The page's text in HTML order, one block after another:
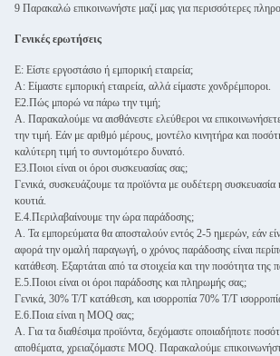
9 Παρακαλώ επικοινωνήστε μαζί μας για περισσότερες
Γενικές ερωτήσεις
Ε: Είστε εργοστάσιο ή εμπορική εταιρεία;
Α: Είμαστε εμπορική εταιρεία, αλλά είμαστε χονδρέμποροι.
Ε2.Πώς μπορώ να πάρω την τιμή;
Α. Παρακαλούμε να αισθάνεστε ελεύθεροι να
την τιμή. Εάν με αριθμό μέρους, μοντέλο κινητήρα και
καλύτερη τιμή το συντομότερο δυνατό.
Ε3.Ποιοι είναι οι όροι συσκευασίας σας;
Γενικά, συσκευάζουμε τα προϊόντα με ουδέτερη συσκευασία
κουτιά.
Ε.4.Περιλαβαίνουμε την ώρα παράδοσης;
Α. Τα εμπορεύματα θα αποσταλούν εντός 2-5 ημερών, εάν
αφορά την ομαλή παραγωγή, ο χρόνος παράδοσης είναι
κατάθεση. Εξαρτάται από τα στοιχεία και την ποσότητα της
Ε.5.Ποιοι είναι οι όροι παράδοσης και πληρωμής σας;
Γενικά, 30% T/T κατάθεση, και ισορροπία 70% T/T
Ε.6.Ποια είναι η MOQ σας;
Α. Για τα διαθέσιμα προϊόντα, δεχόμαστε οποιαδήποτε
αποθέματα, χρειαζόμαστε MOQ. Παρακαλούμε